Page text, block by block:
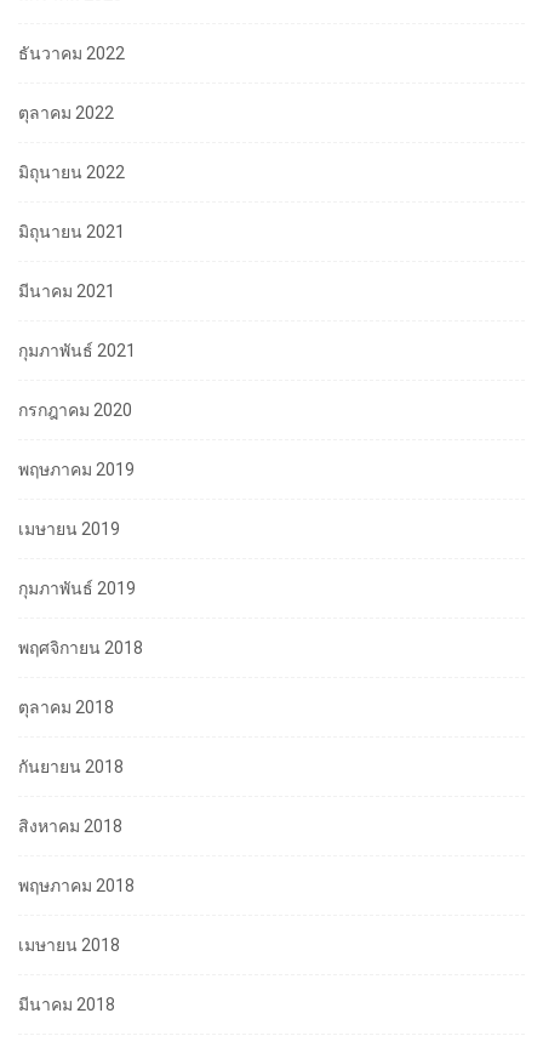
ธันวาคม 2022
ตุลาคม 2022
มิถุนายน 2022
มิถุนายน 2021
มีนาคม 2021
กุมภาพันธ์ 2021
กรกฎาคม 2020
พฤษภาคม 2019
เมษายน 2019
กุมภาพันธ์ 2019
พฤศจิกายน 2018
ตุลาคม 2018
กันยายน 2018
สิงหาคม 2018
พฤษภาคม 2018
เมษายน 2018
มีนาคม 2018